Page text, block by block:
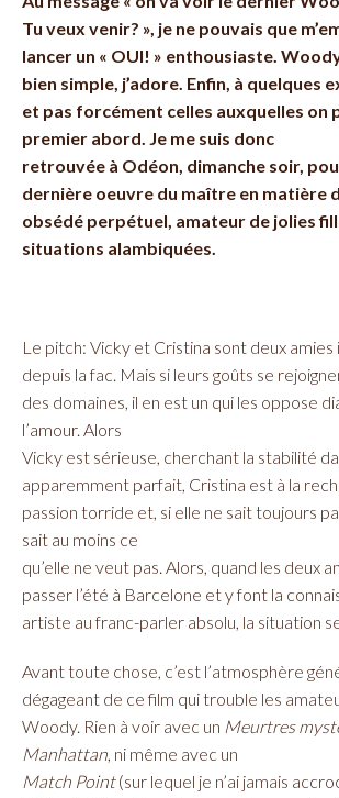
Tu veux venir? », je ne pouvais que
lancer un « OUI! » enthousiaste.
bien simple, j’adore. Enfin, à quelques
et pas forcément celles auxquelles on
premier abord. Je me suis donc
retrouvée à Odéon, dimanche soir,
dernière oeuvre du maître en matière
obsédé perpétuel, amateur de jolies
situations alambiquées.
Le pitch: Vicky et Cristina sont deux amies
depuis la fac. Mais si leurs goûts se
des domaines, il en est un qui les oppose
l’amour. Alors
Vicky est sérieuse, cherchant la stabilité
apparemment parfait, Cristina est à la
passion torride et, si elle ne sait toujours
sait au moins ce
qu’elle ne veut pas. Alors, quand les deux
passer l’été à Barcelone et y font la
artiste au franc-parler absolu, la situation
Avant toute chose, c’est l’atmosphère
dégageant de ce film qui trouble les
Woody. Rien à voir avec un Meurtres
Manhattan , ni même avec un
Match Point(sur lequel je n’ai jamais